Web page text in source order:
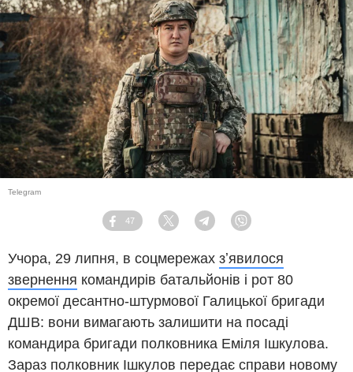
Telegram
Facebook
47
Twitter TelegramViber
Учора, 29 липня, в соцмережах зʼявилося
звернення командирів батальйонів і рот 80
окремої десантно-штурмової Галицької бригади
ДШВ: вони вимагають залишити на посаді
командира бригади полковника Еміля Ішкулова.
Зараз полковник Ішкулов передає справи новому